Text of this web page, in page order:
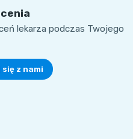
lekarza podczas Twojego
z nami